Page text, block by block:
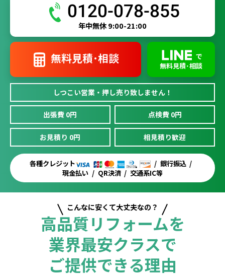
0120-078-855
年中無休 9:00-21:00
無料見積･相談
で
無料見積･相談
しつこい営業・押し売り致しません！
出張費 0円 点検費 0円
お見積り 0円 相見積り歓迎
各種クレジット
銀行振込
現金払い
QR決済 交通系IC等
こんなに安くて大丈夫なの？
高品質リフォームを
業界最安クラスで
ご提供できる理由